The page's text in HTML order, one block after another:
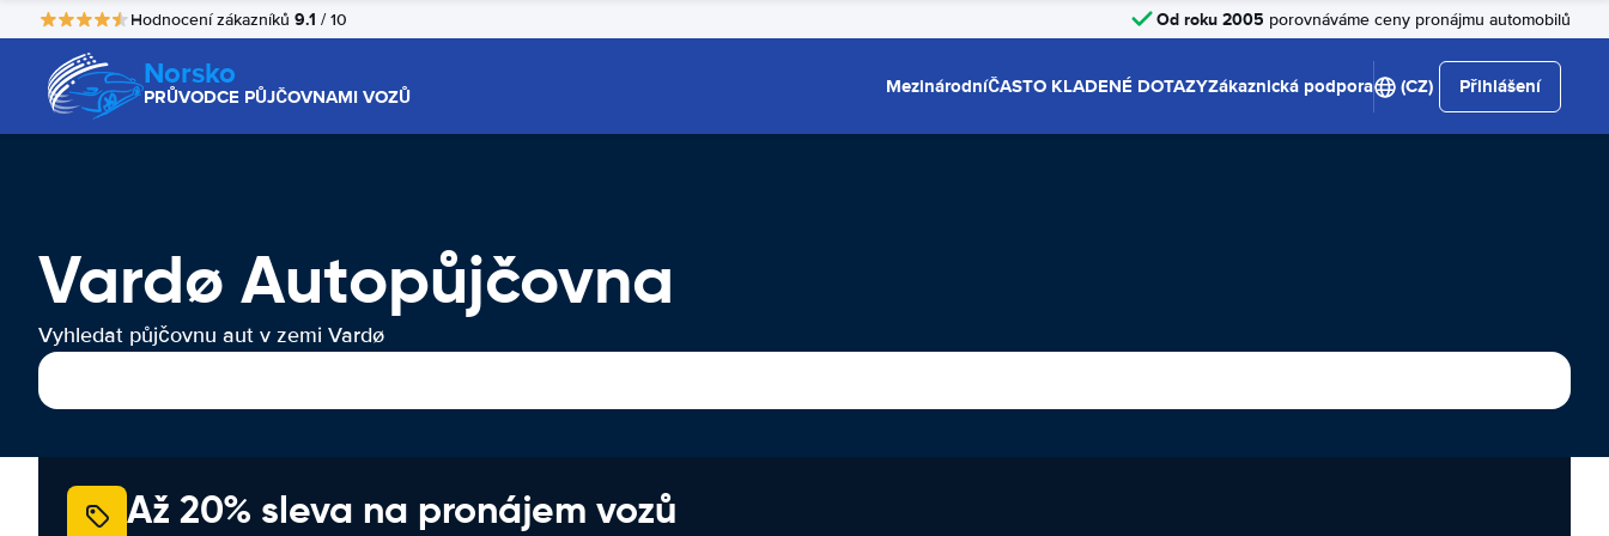
Hodnocení zákazníků 9.1 / 10 Od roku 2005 porovnáváme ceny pronájmu automobilů
Norsko
PRŮVODCE PŮJČOVNAMI VOZŮ MezinárodníČASTO KLADENÉ DOTAZYZákaznická podpora (CZ) Přihlášení
Vardø Autopůjčovna
Vyhledat půjčovnu aut v zemi Vardø
Až 20% sleva na pronájem vozů